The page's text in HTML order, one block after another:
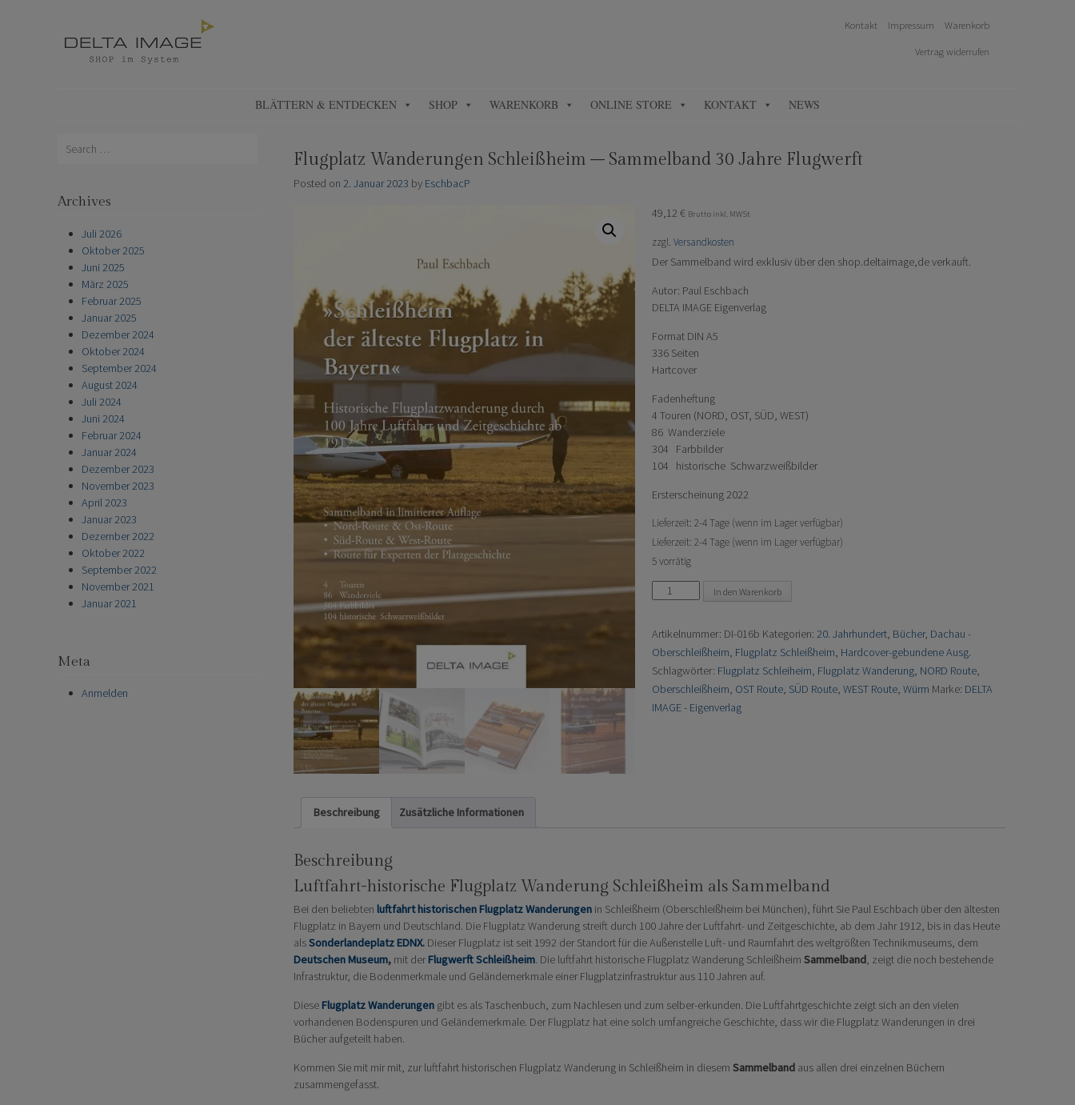
Kontakt Impressum Warenkorb
Vertrag widerrufen
BLÄTTERN & ENTDECKEN SHOP WARENKORB ONLINE STORE KONTAKT NEWS
Flugplatz Wanderungen Schleißheim – Sammelband 30 Jahre Flugwerft
Posted on 2. Januar 2023 by EschbacP
49,12 € Brutto inkl. MWSt
zzgl. Versandkosten
Der Sammelband wird exklusiv über den shop.deltaimage,de verkauft.
Autor: Paul Eschbach
DELTA IMAGE Eigenverlag
Format DIN A5
336 Seiten
Hartcover
Fadenheftung
4 Touren (NORD, OST, SÜD, WEST)
86 Wanderziele
304 Farbbilder
104 historische Schwarzweißbilder
Ersterscheinung 2022
Lieferzeit: 2-4 Tage (wenn im Lager verfügbar)
Lieferzeit: 2-4 Tage (wenn im Lager verfügbar)
5 vorrätig
Flugplatz
In den Warenkorb
Artikelnummer: DI-016b Kategorien: 20. Jahrhundert, Bücher, Dachau -
Oberschleißheim, Flugplatz Schleißheim, Hardcover-gebundene Ausg.
Schlagwörter: Flugplatz Schleiheim, Flugplatz Wanderung, NORD Route,
Oberschleißheim, OST Route, SÜD Route, WEST Route, Würm Marke: DELTA
IMAGE - Eigenverlag
Beschreibung Zusätzliche Informationen
Beschreibung
Luftfahrt-historische Flugplatz Wanderung Schleißheim als Sammelband
Bei den beliebten luftfahrt historischen Flugplatz Wanderungen in Schleißheim (Oberschleißheim bei München), führt Sie Paul Eschbach über den ältesten
Flugplatz in Bayern und Deutschland. Die Flugplatz Wanderung streift durch 100 Jahre der Luftfahrt- und Zeitgeschichte, ab dem Jahr 1912, bis in das Heute
alsSonderlandeplatz EDNX. Dieser Flugplatz ist seit 1992 der Standort für die Außenstelle Luft- und Raumfahrt des weltgrößten Technikmuseums, dem
Deutschen Museum, mit derFlugwerft Schleißheim. Die luftfahrt historische Flugplatz Wanderung Schleißheim Sammelband, zeigt die noch bestehende
Infrastruktur, die Bodenmerkmale und Geländemerkmale einer Flugplatzinfrastruktur aus 110 Jahren auf.
DieseFlugplatz Wanderungen gibt es als Taschenbuch, zum Nachlesen und zum selber-erkunden. Die Luftfahrtgeschichte zeigt sich an den vielen
vorhandenen Bodenspuren und Geländemerkmale. Der Flugplatz hat eine solch umfangreiche Geschichte, dass wir die Flugplatz Wanderungen in drei
Bücher aufgeteilt haben.
Kommen Sie mit mir mit, zur luftfahrt historischen Flugplatz Wanderung in Schleißheim in diesem Sammelband aus allen drei einzelnen Büchern
zusammengefasst.
Archives
Juli 2026
Oktober 2025
Juni 2025
März 2025
Februar 2025
Januar 2025
Dezember 2024
Oktober 2024
September 2024
August 2024
Juli 2024
Juni 2024
Februar 2024
Januar 2024
Dezember 2023
November 2023
April 2023
Januar 2023
Dezember 2022
Oktober 2022
September 2022
November 2021
Januar 2021
Meta
Anmelden